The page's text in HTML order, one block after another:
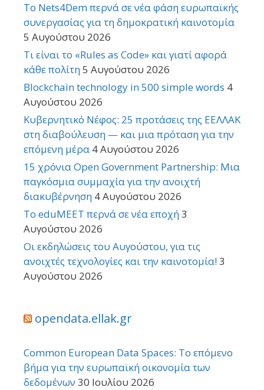
Το Nets4Dem περνά σε νέα φάση ευρωπαϊκής
συνεργασίας για τη δημοκρατική καινοτομία
5 Αυγούστου 2026
Τι είναι το «Rules as Code» και γιατί αφορά
κάθε πολίτη5 Αυγούστου 2026
Blockchain technology in 500 simple words 4
Αυγούστου 2026
Κυβερνητικό Νέφος: 25 προτάσεις της ΕΕΛΛΑΚ
στη διαβούλευση — και μια πρόταση για την
επόμενη μέρα 4 Αυγούστου 2026
15 χρόνια Open Government Partnership: Μια
παγκόσμια συμμαχία για την ανοιχτή
διακυβέρνηση 4 Αυγούστου 2026
Το eduMEET περνά σε νέα εποχή3
Αυγούστου 2026
Οι εκδηλώσεις του Αυγούστου, για τις
ανοιχτές τεχνολογίες και την καινοτομία!3
Αυγούστου 2026
opendata.ellak.gr
Common European Data Spaces: Το επόμενο
βήμα για την ευρωπαϊκή οικονομία των
δεδομένων 30 Ιουλίου 2026